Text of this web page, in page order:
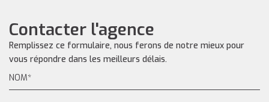
Contacter l'agence
Remplissez ce formulaire, nous ferons de notre mieux pour
vous répondre dans les meilleurs délais.